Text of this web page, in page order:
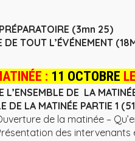
(3mn 25)
DE TOUT L’ÉVÉNEMENT
: 11 OCTOBRE
L’ENSEMBLE DE LA
DE LA MATINÉE PARTIE 1
de la matinée –
des